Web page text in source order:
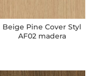
Beige Pine Cover Styl
AF02 madera